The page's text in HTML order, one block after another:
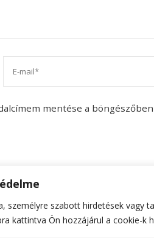
személyre szabott hirdetések vagy
kattintva Ön hozzájárul a cookie-k
mentése a
jog fenntartva.Hello Fashion